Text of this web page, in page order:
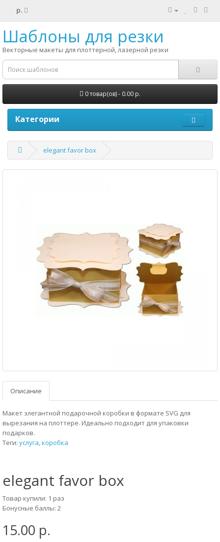
р.
Шаблоны для резки
Векторные макеты для плоттерной, лазерной резки
0 товар(ов) - 0.00 р.
Категории
elegant favor box
Описание
Макет элегантной подарочной коробки в формате SVG для
вырезания на плоттере. Идеально подходит для упаковки
подарков.
Теги: услуга,коробка
elegant favor box
Товар купили: 1 раз
Бонусные баллы: 2
15.00 р.